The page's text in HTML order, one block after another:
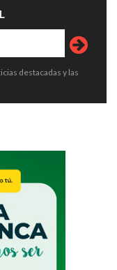
destacadas y las